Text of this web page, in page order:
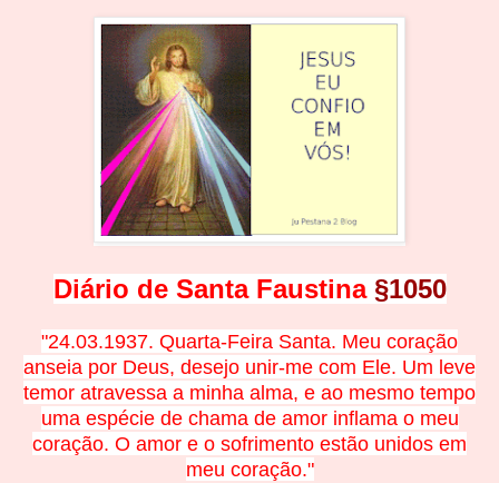
Diário de Santa Faustina §1050
"24.03.1937. Quarta-Feira Santa. Meu coração
anseia por Deus, desejo unir-me com Ele. Um leve
temor atravessa a minha alma, e ao mesmo tempo
uma espécie de chama de amor inflama o meu
coração. O amor e o sofrimento estão unidos em
meu coração."